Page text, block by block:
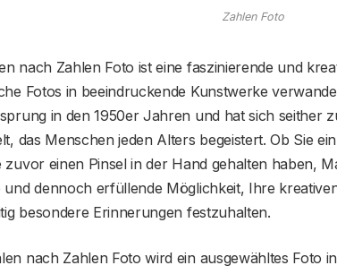
Zahlen Foto
nach Zahlen Foto ist eine faszinierende und
Fotos in beeindruckende Kunstwerke
in den 1950er Jahren und hat sich seither
das Menschen jeden Alters begeistert. Ob Sie
zuvor einen Pinsel in der Hand gehalten haben,
und dennoch erfüllende Möglichkeit, Ihre
besondere Erinnerungen festzuhalten.
nach Zahlen Foto wird ein ausgewähltes Foto